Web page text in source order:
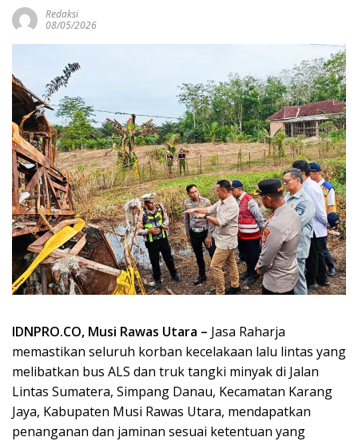
Redaksi
08/05/2026
IDNPRO.CO, Musi Rawas Utara – Jasa Raharja
memastikan seluruh korban kecelakaan lalu lintas yang
melibatkan bus ALS dan truk tangki minyak di Jalan
Lintas Sumatera, Simpang Danau, Kecamatan Karang
Jaya, Kabupaten Musi Rawas Utara, mendapatkan
penanganan dan jaminan sesuai ketentuan yang